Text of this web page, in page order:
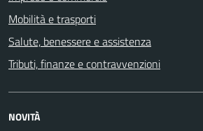
Mobilità e trasporti
Salute, benessere e assistenza
Tributi, finanze e contravvenzioni
NOVITÀ